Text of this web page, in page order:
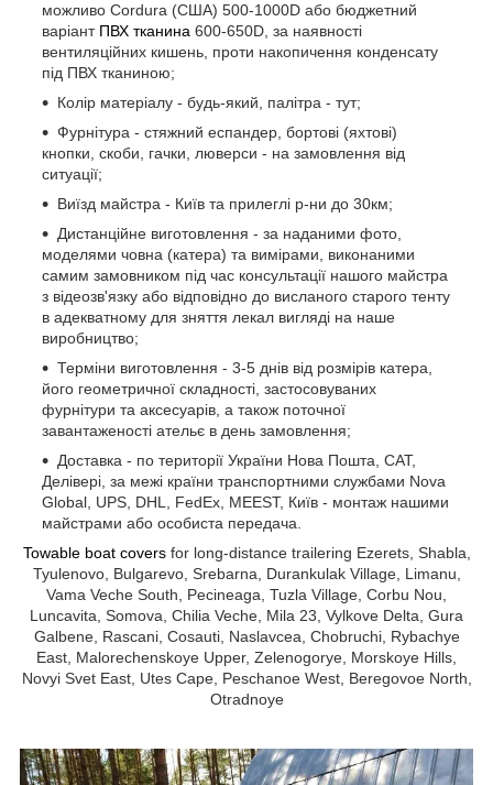
можливо Cordura (США) 500-1000D або бюджетний
варіант ПВХ тканина 600-650D, за наявності
вентиляційних кишень, проти накопичення конденсату
під ПВХ тканиною;
Колір матеріалу - будь-який, палітра - тут;
Фурнітура - ​​стяжний еспандер, бортові (яхтові)
кнопки, скоби, гачки, люверси - на замовлення від
ситуації;
Виїзд майстра - Київ та прилеглі р-ни до 30км;
Дистанційне виготовлення - за наданими фото,
моделями човна (катера) та вимірами, виконаними
самим замовником під час консультації нашого майстра
з відеозв'язку або відповідно до висланого старого тенту
в адекватному для зняття лекал вигляді на наше
виробництво;
Терміни виготовлення - 3-5 днів від розмірів катера,
його геометричної складності, застосовуваних
фурнітури та аксесуарів, а також поточної
завантаженості ательє в день замовлення;
Доставка - по території України Нова Пошта, САТ,
Делівері, за межі країни транспортними службами Nova
Global, UPS, DHL, FedEx, MEEST, Київ - монтаж нашими
майстрами або особиста передача.
Towable boat coversfor long-distance trailering Ezerets, Shabla,
Tyulenovo, Bulgarevo, Srebarna, Durankulak Village, Limanu,
Vama Veche South, Pecineaga, Tuzla Village, Corbu Nou,
Luncavita, Somova, Chilia Veche, Mila 23, Vylkove Delta, Gura
Galbene, Rascani, Cosauti, Naslavcea, Chobruchi, Rybachye
East, Malorechenskoye Upper, Zelenogorye, Morskoye Hills,
Novyi Svet East, Utes Cape, Peschanoe West, Beregovoe North,
Otradnoye